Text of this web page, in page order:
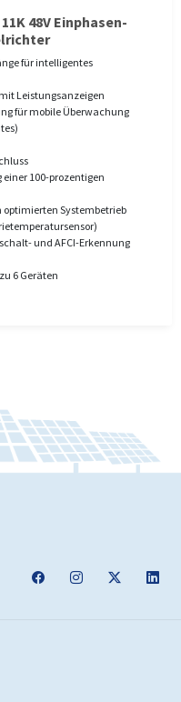
48V Einphasen-
für intelligentes
Leistungsanzeigen
für mobile Überwachung
einer 100-prozentigen
Systembetrieb
und AFCI-Erkennung
6 Geräten